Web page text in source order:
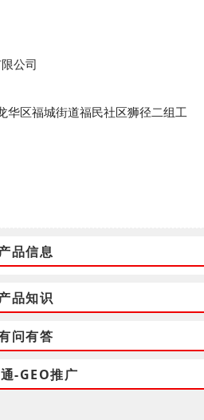
公司
华区福城街道福民社区狮径二组工
品信息
品知识
问有答
-GEO推广